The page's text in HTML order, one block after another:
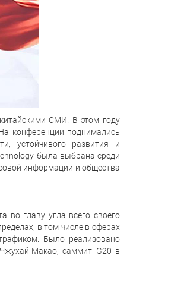
СМИ. В этом году
конференции поднимались
устойчивого развития и
была выбрана среди
информации и общества
главу угла всего своего
в том числе в сферах
Было реализовано
Макао, саммит G20 в